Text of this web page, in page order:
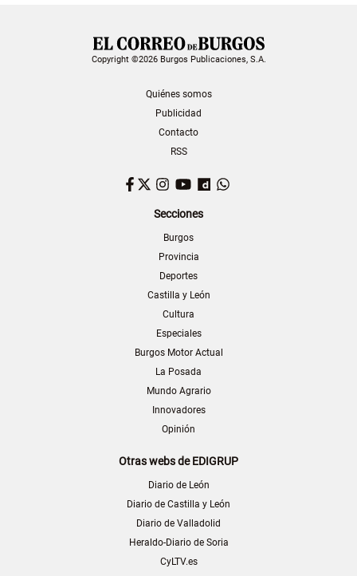
Copyright ©2026 Burgos Publicaciones, S.A.
Quiénes somos
Publicidad
Contacto
RSS
Facebook
TwitterInstagram
YouTubeDailymotion
Secciones
Burgos
Provincia
Deportes
Castilla y León
Cultura
Especiales
Burgos Motor Actual
La Posada
Mundo Agrario
Innovadores
Opinión
Otras webs de EDIGRUP
Diario de León
Diario de Castilla y León
Diario de Valladolid
Heraldo-Diario de Soria
CyLTV.es